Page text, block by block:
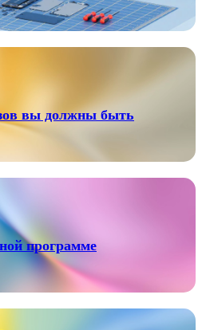
вы должны быть
программе